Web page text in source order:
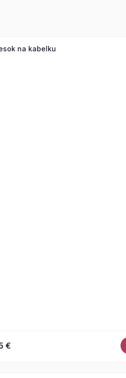
na kabelku
€